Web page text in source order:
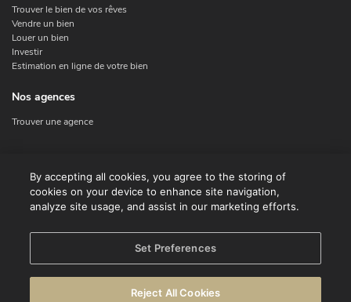
Trouver le bien de vos rêves
Vendre un bien
Louer un bien
Investir
Estimation en ligne de votre bien
Nos agences
Trouver une agence
Contact
Facebook
By accepting all cookies, you agree to the storing of
cookies on your device to enhance site navigation,
analyze site usage, and assist in our marketing efforts.
Set Preferences
Reject All Cookies